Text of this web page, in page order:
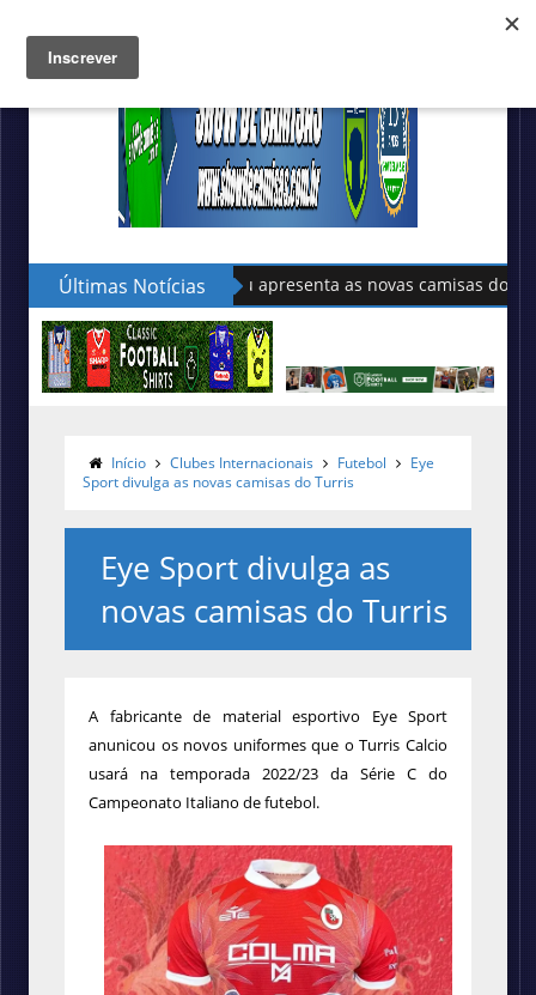
Últimas Notícias
Sudu apresenta as novas camisas do País de Gales
Início Clubes Internacionais Futebol
Eye
Sport divulga as novas camisas do Turris
Eye Sport divulga as
novas camisas do Turris
A fabricante de material esportivo Eye Sport
anunicou os novos uniformes que o Turris Calcio
usará na temporada 2022/23 da Série C do
Campeonato Italiano de futebol.